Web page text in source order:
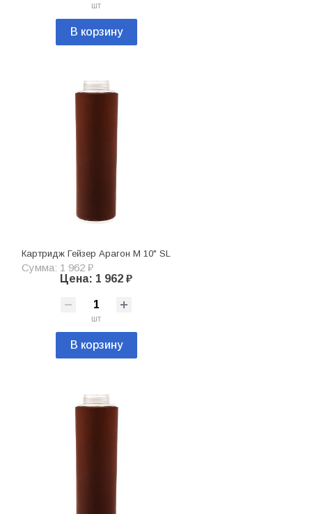
шт
В корзину
Картридж Гейзер Арагон М 10" SL
Сумма: 1 962 ₽
Цена: 1 962 ₽
шт
В корзину